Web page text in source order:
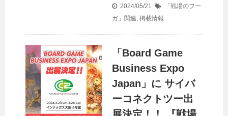
2024/05/21
「戦場のフー
ガ」関連, 掲載情報
「Board Game
Business Expo
Japan」に サイバ
ーコネクトツー出